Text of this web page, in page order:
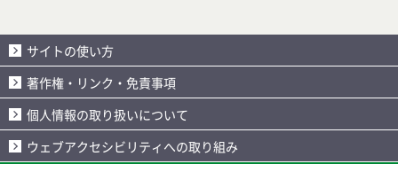
サイトの使い方
著作権・リンク・免責事項
個人情報の取り扱いについて
ウェブアクセシビリティへの取り組み